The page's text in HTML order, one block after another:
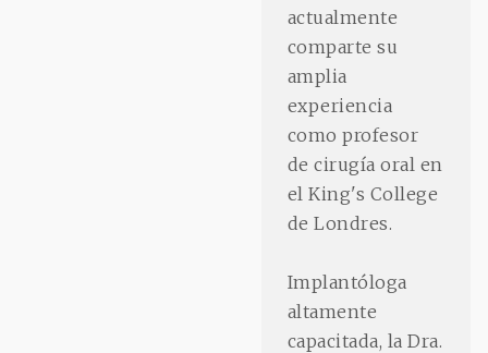
actualmente
comparte su
amplia
experiencia
como profesor
de cirugía oral en
el King's College
de Londres.
Implantóloga
altamente
capacitada, la Dra.